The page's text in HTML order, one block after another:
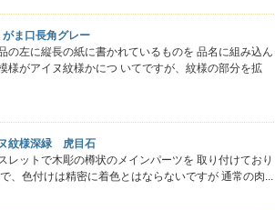
ま口長角グレー
の左に縦長の紙に書かれているものを 品名に組み込ん
様がアイヌ紋様かにつ いてですが、紋様の部分を拡
紋様深緑 虎目石
レットで木彫の樽状のメインパーツを 取り付けており
、色付けは精密に着色とはならないですが 通常の肉...